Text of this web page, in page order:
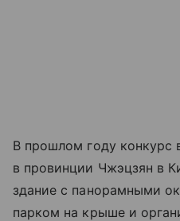
В прошлом году конкурс
в провинции Чжэцзян в
здание с панорамными
парком на крыше и